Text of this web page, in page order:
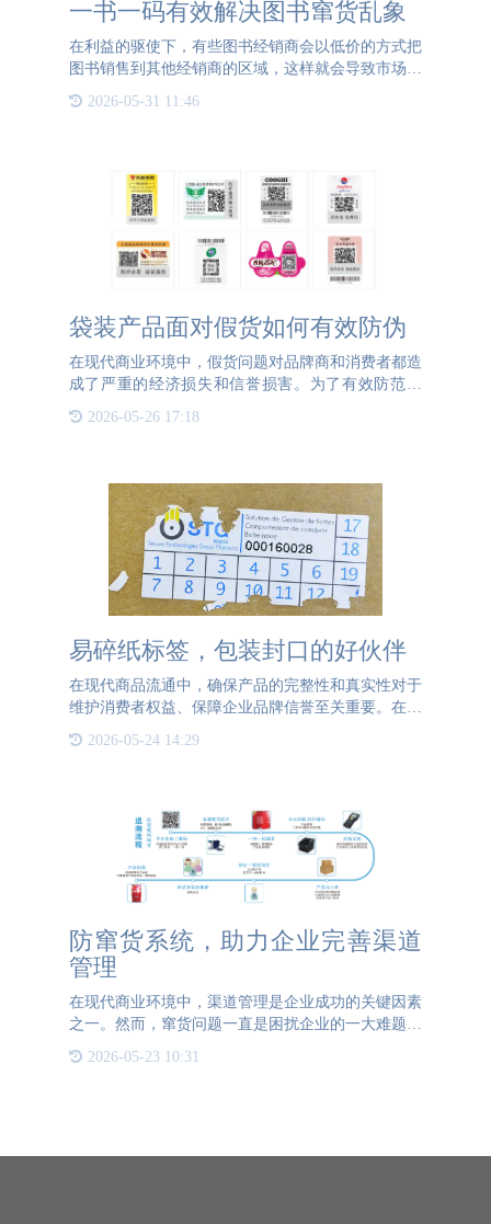
一书一码有效解决图书窜货乱象
在利益的驱使下，有些图书经销商会以低价的方式把
图书销售到其他经销商的区域，这样就会导致市场上
总会搞得各方面人员焦头烂额。随着时代和技术的进
2026-05-31 11:46
袋装产品面对假货如何有效防伪
在现代商业环境中，假货问题对品牌商和消费者都造
成了严重的经济损失和信誉损害。为了有效防范假
案： 防伪技术应用1. 一物一码技术为每一个袋装产
2026-05-26 17:18
易碎纸标签，包装封口的好伙伴
在现代商品流通中，确保产品的完整性和真实性对于
维护消费者权益、保障企业品牌信誉至关重要。在这
封口不可或缺的好伙伴，为商品的防伪、防篡改和防
2026-05-24 14:29
防窜货系统，助力企业完善渠道
管理
在现代商业环境中，渠道管理是企业成功的关键因素
之一。然而，窜货问题一直是困扰企业的一大难题。
发渠道冲突，影响企业的长期发展。为了解决这一问
2026-05-23 10:31